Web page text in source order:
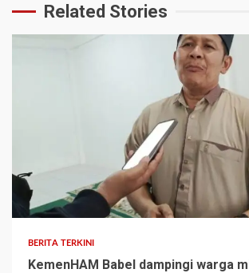
Related Stories
BERITA TERKINI
KemenHAM Babel dampingi warga